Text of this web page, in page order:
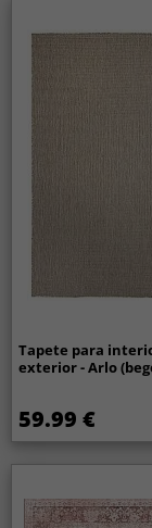
Tapete para
exterior - Arlo
59.99 €